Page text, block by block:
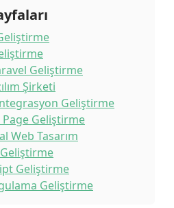
Geliştirme
Şirketi
Geliştirme
Geliştirme
Web Tasarım
Geliştirme
Geliştirme